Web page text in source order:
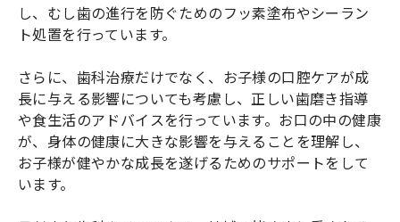
し、むし歯の進行を防ぐためのフッ素塗布やシーラン
ト処置を行っています。
さらに、歯科治療だけでなく、お子様の口腔ケアが成
長に与える影響についても考慮し、正しい歯磨き指導
や食生活のアドバイスを行っています。お口の中の健康
が、身体の健康に大きな影響を与えることを理解し、
お子様が健やかな成長を遂げるためのサポートをして
います。